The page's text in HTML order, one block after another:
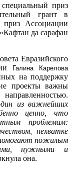
приз
грант в
Ассоциации
да сарафан
Евразийского
Галина Карелова
на поддержку
проекты важны
из важнейших
ценно, что
проблемам:
нехватке
пожилым
нужными и
она.